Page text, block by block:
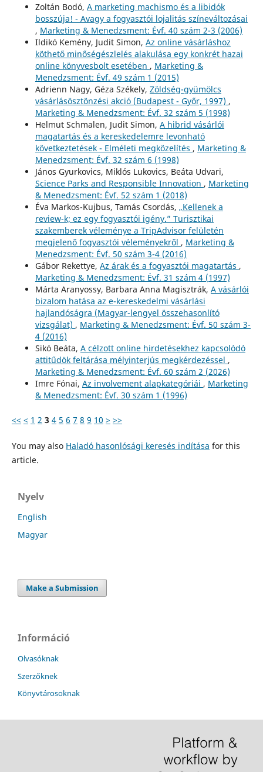
Zoltán Bodó, A marketing machismo és a libidók
bosszúja! - Avagy a fogyasztói lojalitás színeváltozásai
, Marketing & Menedzsment: Évf. 40 szám 2-3 (2006)
Ildikó Kemény, Judit Simon, Az online vásárláshoz
köthető minőségészlelés alakulása egy konkrét hazai
online könyvesbolt esetében , Marketing &
Menedzsment: Évf. 49 szám 1 (2015)
Adrienn Nagy, Géza Székely, Zöldség-gyümölcs
vásárlásösztönzési akció (Budapest - Győr, 1997) ,
Marketing & Menedzsment: Évf. 32 szám 5 (1998)
Helmut Schmalen, Judit Simon, A hibrid vásárlói
magatartás és a kereskedelemre levonható
következtetések - Elméleti megközelítés , Marketing &
Menedzsment: Évf. 32 szám 6 (1998)
János Gyurkovics, Miklós Lukovics, Beáta Udvari,
Science Parks and Responsible Innovation , Marketing
& Menedzsment: Évf. 52 szám 1 (2018)
Éva Markos-Kujbus, Tamás Csordás, „Kellenek a
review-k; ez egy fogyasztói igény.” Turisztikai
szakemberek véleménye a TripAdvisor felületén
megjelenő fogyasztói véleményekről , Marketing &
Menedzsment: Évf. 50 szám 3-4 (2016)
Gábor Rekettye, Az árak és a fogyasztói magatartás ,
Marketing & Menedzsment: Évf. 31 szám 4 (1997)
Márta Aranyossy, Barbara Anna Magisztrák, A vásárlói
bizalom hatása az e-kereskedelmi vásárlási
hajlandóságra (Magyar-lengyel összehasonlító
vizsgálat) , Marketing & Menedzsment: Évf. 50 szám 3-
4 (2016)
Sikó Beáta, A célzott online hirdetésekhez kapcsolódó
attitűdök feltárása mélyinterjús megkérdezéssel ,
Marketing & Menedzsment: Évf. 60 szám 2 (2026)
Imre Fónai, Az involvement alapkategóriái , Marketing
& Menedzsment: Évf. 30 szám 1 (1996)
<< < 1 2 3 4 5 6 7 8 9 10 > >>
You may also Haladó hasonlósági keresés indítása for this
article.
Nyelv
English
Magyar
Make a Submission
Információ
Olvasóknak
Szerzőknek
Könyvtárosoknak